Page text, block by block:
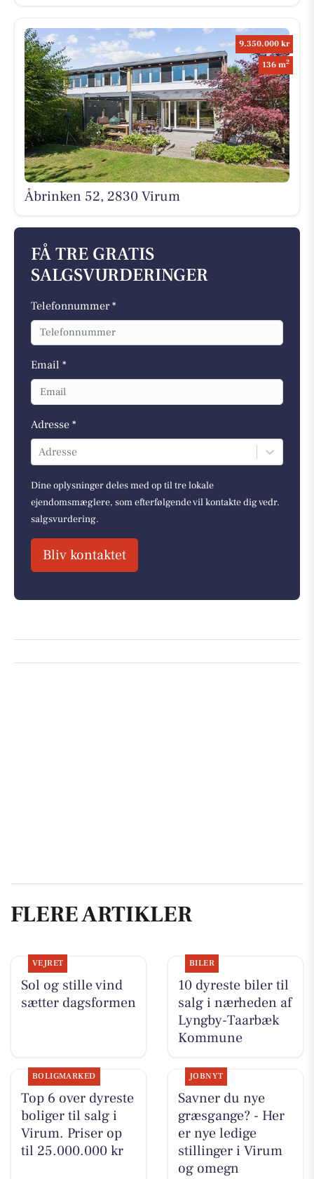
9.350.000 kr
136 m2
Åbrinken 52, 2830 Virum
FÅ TRE GRATIS
SALGSVURDERINGER
Telefonnummer *
Email *
Adresse *
Adresse
Dine oplysninger deles med op til tre lokale
ejendomsmæglere, som efterfølgende vil kontakte dig vedr.
salgsvurdering.
Bliv kontaktet
FLERE ARTIKLER
VEJRET
Sol og stille vind
sætter dagsformen
BILER
10 dyreste biler til
salg i nærheden af
Lyngby-Taarbæk
Kommune
BOLIGMARKED
Top 6 over dyreste
boliger til salg i
Virum. Priser op
til 25.000.000 kr
JOBNYT
Savner du nye
græsgange? - Her
er nye ledige
stillinger i Virum
og omegn